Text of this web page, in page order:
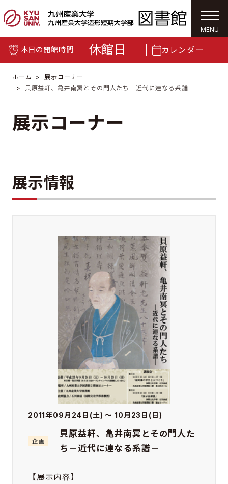
本日の開館時間 休館日 カレンダー
ホーム
展示コーナー
貝原益軒、亀井南冥とその門人たち－近代に連なる系譜－
展示コーナー
展示情報
2011年09月24日(土) ～ 10月23日(日)
貝原益軒、亀井南冥とその門人た
ち－近代に連なる系譜－
【展示内容】
MENU